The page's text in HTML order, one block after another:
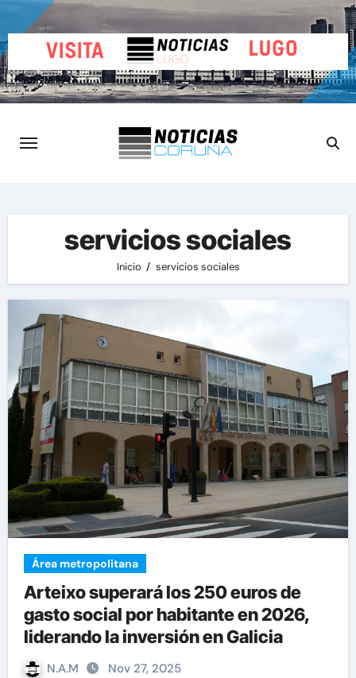
al
contenido
servicios sociales
Inicio servicios sociales
Área metropolitana
Arteixo superará los 250 euros de
gasto social por habitante en 2026,
liderando la inversión en Galicia
N.A.M Nov 27, 2025